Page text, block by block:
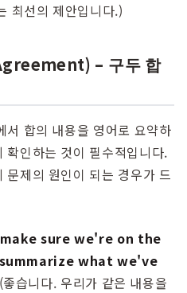
최선의 제안입니다.)
– 구두 합
서 합의 내용을 영어로 요약하
인하는 것이 필수적입니다.
문제의 원인이 되는 경우가 드
sure we're on the
what we've
(좋습니다. 우리가 같은 내용을